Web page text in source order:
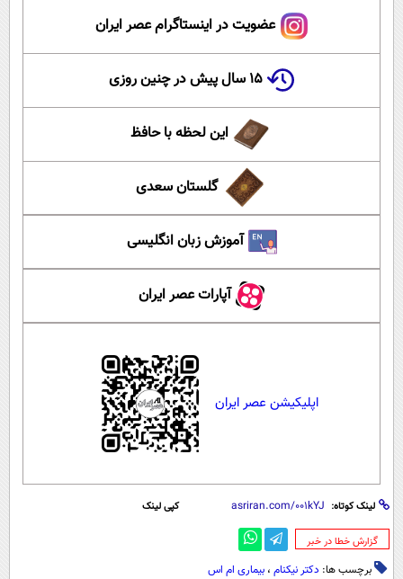
عضویت در اینستاگرام عصر ایران
۱۵ سال پیش در چنین روزی
این لحظه با حافظ
گلستان سعدی
آموزش زبان انگلیسی
آپارات عصر ایران
اپلیکیشن عصر ایران
لینک کوتاه: کپی لینک
‌گزارش خطا در خبر
برچسب ها: دکتر نیکنام ، بیماری ام اس